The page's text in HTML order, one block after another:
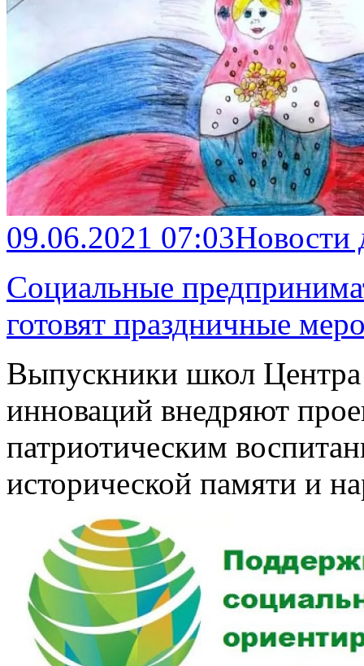
09.06.2021 07:03
Социальные
готовят праздничные
Выпускники школ
инноваций внедряют
патриотическим
исторической памяти и